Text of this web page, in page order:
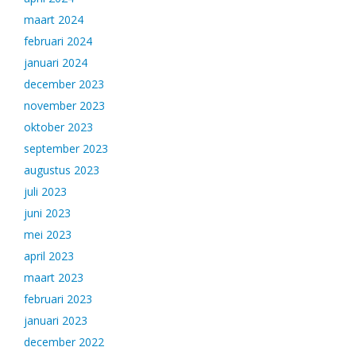
maart 2024
februari 2024
januari 2024
december 2023
november 2023
oktober 2023
september 2023
augustus 2023
juli 2023
juni 2023
mei 2023
april 2023
maart 2023
februari 2023
januari 2023
december 2022